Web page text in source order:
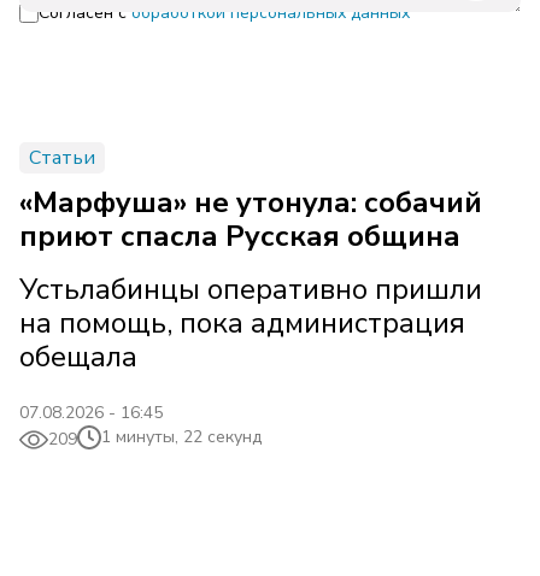
Согласен с обработкой персональных данных
Статьи
«Марфуша» не утонула: собачий
приют спасла Русская община
Устьлабинцы оперативно пришли
на помощь, пока администрация
обещала
07.08.2026 - 16:45
209
1 минуты, 22 секунд